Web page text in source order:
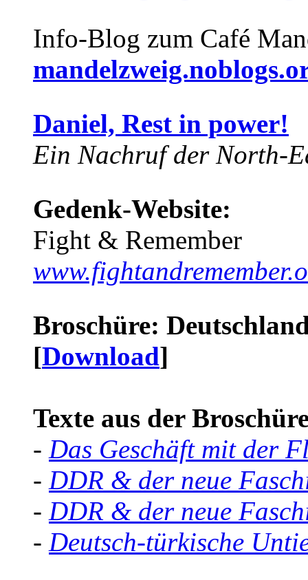
Info-Blog zum Café
Daniel, Rest in power!
Ein Nachruf der North-
Gedenk-Website:
Fight & Remember
Broschüre:
[Download]
Texte aus der
- Das Geschäft mit der
- DDR & der neue
- DDR & der neue
- Deutsch-türkische